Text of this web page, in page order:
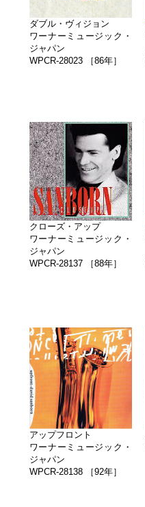
ダブル・ヴィジョン
ワーナーミュージック・
ジャパン
WPCR-28023 ［86年］
クローズ・アップ
ワーナーミュージック・
ジャパン
WPCR-28137 ［88年］
アップフロント
ワーナーミュージック・
ジャパン
WPCR-28138 ［92年］